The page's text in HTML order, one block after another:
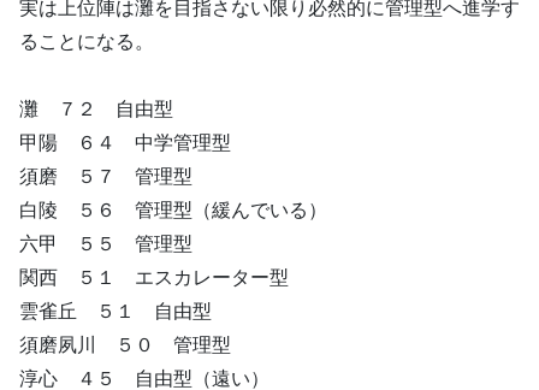
実は上位陣は灘を目指さない限り必然的に管理型へ進学す
ることになる。
灘 ７２ 自由型
甲陽 ６４ 中学管理型
須磨 ５７ 管理型
白陵 ５６ 管理型（緩んでいる）
六甲 ５５ 管理型
関西 ５１ エスカレーター型
雲雀丘 ５１ 自由型
須磨夙川 ５０ 管理型
淳心 ４５ 自由型（遠い）